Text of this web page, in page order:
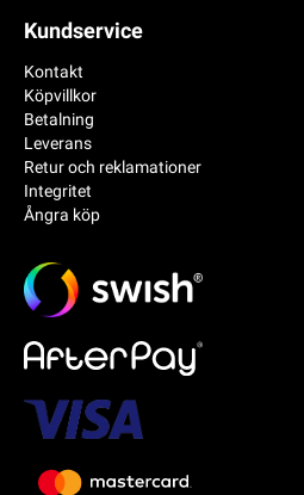
Kundservice
Kontakt
Köpvillkor
Betalning
Leverans
Retur och reklamationer
Integritet
Ångra köp